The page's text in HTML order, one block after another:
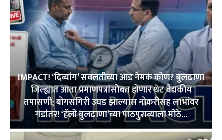
IMPACT! ‘दिव्यांग’ सवलतींच्या आड नेमकं कोण? बुलढाणा
जिल्ह्यात आता प्रमाणपत्रांसोबत होणार थेट वैद्यकीय
तपासणी; बोगसगिरी उघड झाल्यास नोकरीसह लाभांवर
गंडांतर! ‘हॅलो बुलढाणा’च्या पाठपुराव्याला मोठे...